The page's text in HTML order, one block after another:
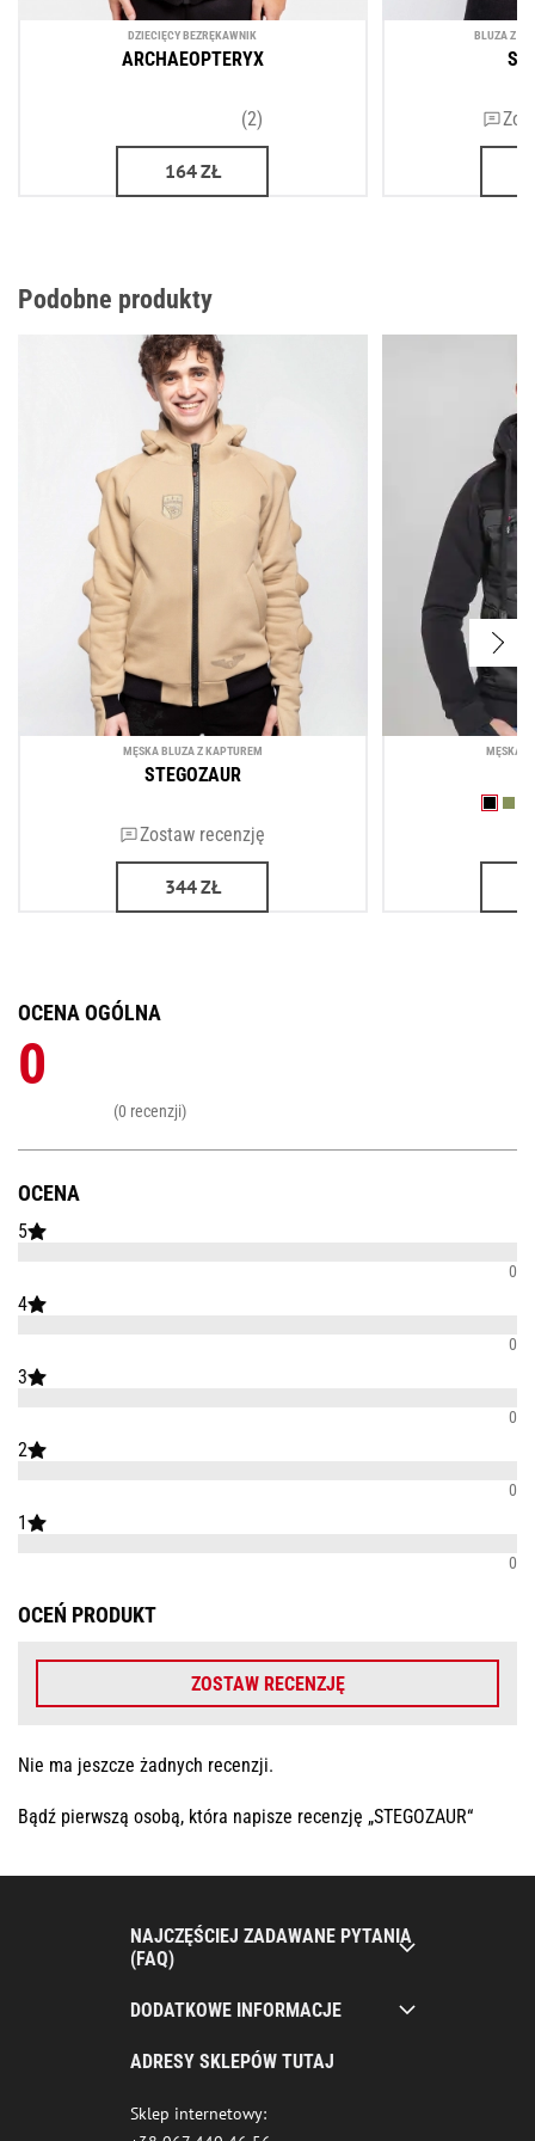
DZIECIĘCY BEZRĘKAWNIK
ARCHAEOPTERYX
(2)
164ZŁ
BLUZA Z
Podobne produkty
MĘSKA BLUZA Z KAPTUREM
STEGOZAUR
Zostaw recenzję
344ZŁ
MĘSKA
OCENA
5
0
4
0
3
0
2
0
1
0
OCENA OGÓLNA
0
(0 recenzji)
OCEŃ PRODUKT
ZOSTAW RECENZJĘ
Nie ma jeszcze żadnych recenzji.
Bądź pierwszą osobą, która napisze recenzję „STEGOZAUR“
NAJCZĘŚCIEJ ZADAWANE PYTANIA
(FAQ)
DODATKOWE INFORMACJE
ADRESY SKLEPÓW TUTAJ
Sklep internetowy: